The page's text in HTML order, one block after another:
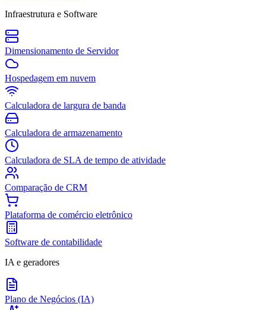
Infraestrutura e Software
Dimensionamento de Servidor
Hospedagem em nuvem
Calculadora de largura de banda
Calculadora de armazenamento
Calculadora de SLA de tempo de atividade
Comparação de CRM
Plataforma de comércio eletrônico
Software de contabilidade
IA e geradores
Plano de Negócios (IA)